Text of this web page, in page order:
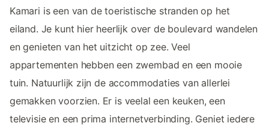
Kamari is een van de toeristische stranden op het
eiland. Je kunt hier heerlijk over de boulevard wandelen
en genieten van het uitzicht op zee. Veel
appartementen hebben een zwembad en een mooie
tuin. Natuurlijk zijn de accommodaties van allerlei
gemakken voorzien. Er is veelal een keuken, een
televisie en een prima internetverbinding. Geniet iedere